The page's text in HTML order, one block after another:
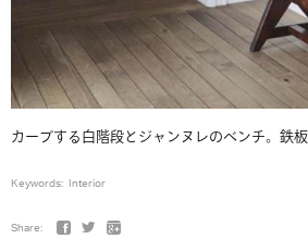
カーブする白階段とジャンヌレのベンチ。鉄
Keywords: Interior
Share: